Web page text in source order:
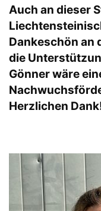
Auch an dieser
Dankeschön an
die
Gönner wäre
Herzlichen